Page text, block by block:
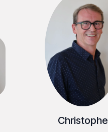
Christophe